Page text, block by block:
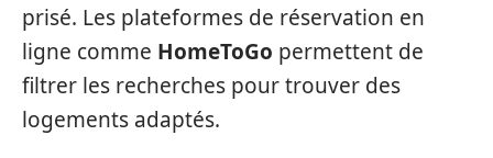
prisé. Les plateformes de réservation en
ligne comme HomeToGo permettent de
filtrer les recherches pour trouver des
logements adaptés.